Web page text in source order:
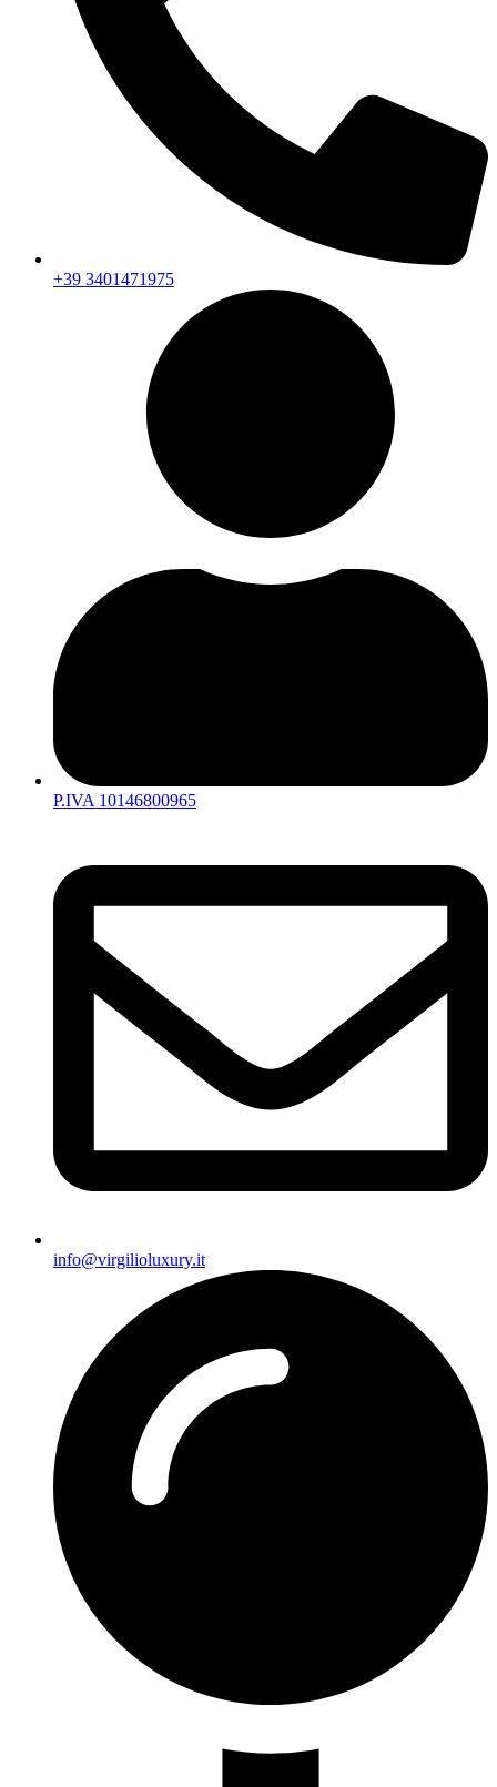
+39 3401471975
P.IVA 10146800965
info@virgilioluxury.it